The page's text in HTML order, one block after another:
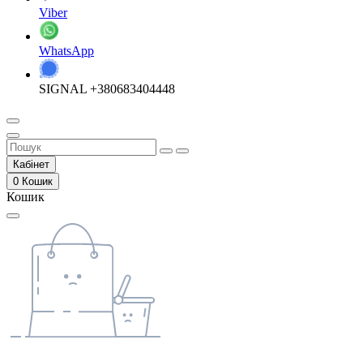
Viber
WhatsApp
SIGNAL +380683404448
Кабінет
0 Кошик
Кошик